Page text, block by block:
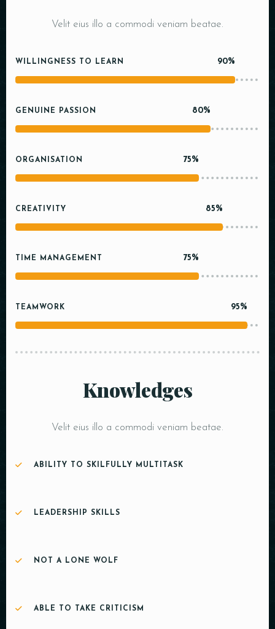
Velit eius illo a commodi veniam beatae.
WILLINGNESS TO LEARN 90%
GENUINE PASSION 80%
ORGANISATION 75%
CREATIVITY 85%
TIME MANAGEMENT 75%
TEAMWORK 95%
Knowledges
Velit eius illo a commodi veniam beatae.
ABILITY TO SKILFULLY MULTITASK
LEADERSHIP SKILLS
NOT A LONE WOLF
ABLE TO TAKE CRITICISM